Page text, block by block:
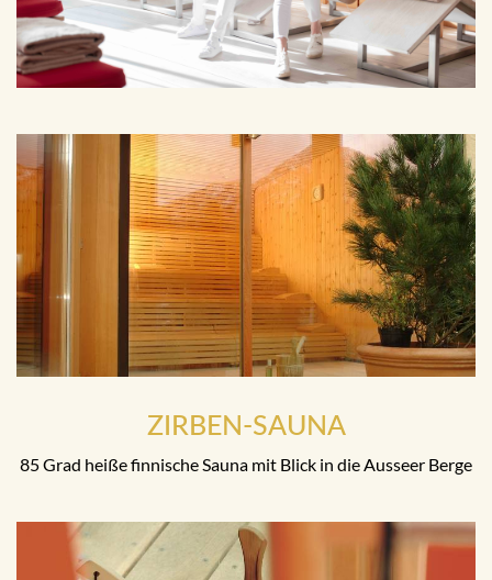
ZIRBEN-SAUNA
85 Grad heiße finnische Sauna mit Blick in die Ausseer Berge